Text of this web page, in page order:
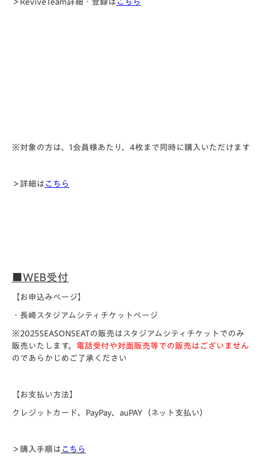
＞ReviveTeam詳細・登録は こちら
※対象の方は、1会員様あたり、4枚まで同時に購入いただけます
＞詳細は こちら
■WEB受付
【お申込みページ】
・長崎スタジアムシティチケットページ
※2025SEASONSEATの販売はスタジアムシティチケットでのみ
販売いたします。 電話受付や対面販売等での販売はございません
のであらかじめご了承ください
【お支払い方法】
クレジットカード、PayPay、auPAY（ネット支払い）
＞購入手順は こちら